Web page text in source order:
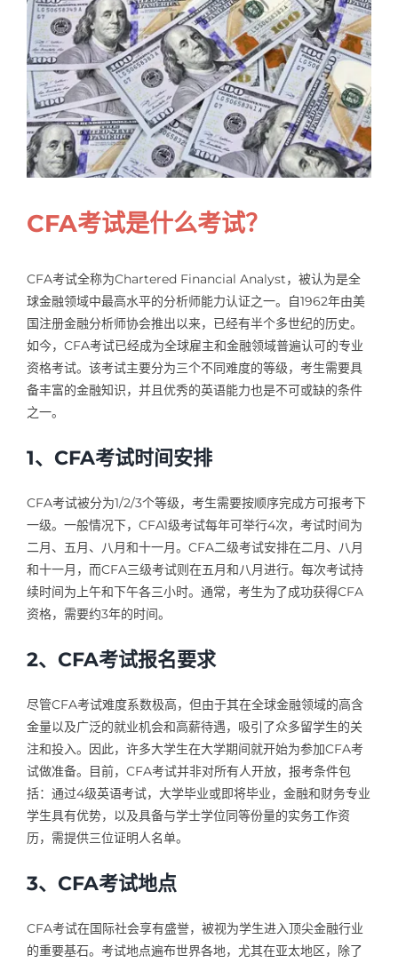
CFA考试是什么考试？
CFA考试全称为Chartered Financial Analyst，被认为是全
球金融领域中最高水平的分析师能力认证之一。自1962年由美
国注册金融分析师协会推出以来，已经有半个多世纪的历史。
如今，CFA考试已经成为全球雇主和金融领域普遍认可的专业
资格考试。该考试主要分为三个不同难度的等级，考生需要具
备丰富的金融知识，并且优秀的英语能力也是不可或缺的条件
之一。
1、CFA考试时间安排
CFA考试被分为1/2/3个等级，考生需要按顺序完成方可报考下
一级。一般情况下，CFA1级考试每年可举行4次，考试时间为
二月、五月、八月和十一月。CFA二级考试安排在二月、八月
和十一月，而CFA三级考试则在五月和八月进行。每次考试持
续时间为上午和下午各三小时。通常，考生为了成功获得CFA
资格，需要约3年的时间。
2、CFA考试报名要求
尽管CFA考试难度系数极高，但由于其在全球金融领域的高含
金量以及广泛的就业机会和高薪待遇，吸引了众多留学生的关
注和投入。因此，许多大学生在大学期间就开始为参加CFA考
试做准备。目前，CFA考试并非对所有人开放，报考条件包
括：通过4级英语考试，大学毕业或即将毕业，金融和财务专业
学生具有优势，以及具备与学士学位同等份量的实务工作资
历，需提供三位证明人名单。
3、CFA考试地点
CFA考试在国际社会享有盛誉，被视为学生进入顶尖金融行业
的重要基石。考试地点遍布世界各地，尤其在亚太地区，除了